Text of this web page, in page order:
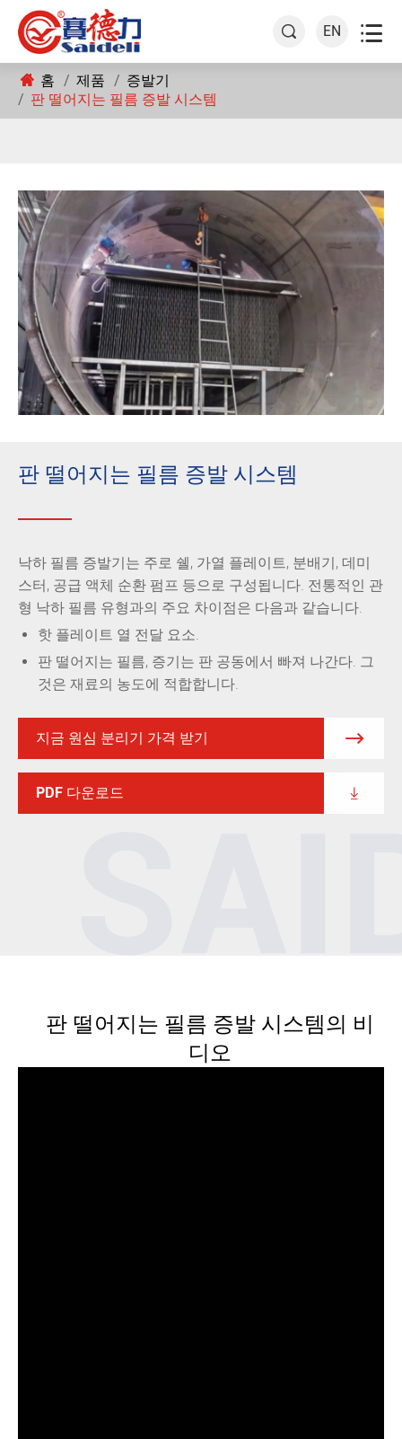
 EN 
홈 제품
증발기
판 떨어지는 필름 증발 시스템
판 떨어지는 필름 증발 시스템
낙하 필름 증발기는 주로 쉘, 가열 플레이트, 분배기, 데미
스터, 공급 액체 순환 펌프 등으로 구성됩니다. 전통적인 관
형 낙하 필름 유형과의 주요 차이점은 다음과 같습니다.
핫 플레이트 열 전달 요소.
판 떨어지는 필름, 증기는 판 공동에서 빠져 나간다. 그
것은 재료의 농도에 적합합니다.
지금 원심 분리기 가격 받기 
PDF 다운로드 
판 떨어지는 필름 증발 시스템의 비
디오